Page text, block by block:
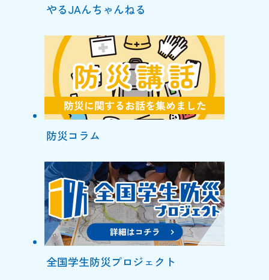
やるJAんちゃんねる
防災コラム
全国学生防災プロジェクト